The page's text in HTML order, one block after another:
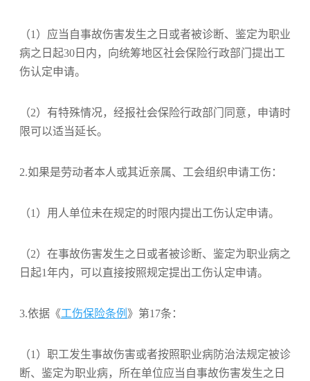
（1）应当自事故伤害发生之日或者被诊断、鉴定为职业
病之日起30日内，向统筹地区社会保险行政部门提出工
伤认定申请。
（2）有特殊情况，经报社会保险行政部门同意，申请时
限可以适当延长。
2.如果是劳动者本人或其近亲属、工会组织申请工伤：
（1）用人单位未在规定的时限内提出工伤认定申请。
（2）在事故伤害发生之日或者被诊断、鉴定为职业病之
日起1年内，可以直接按照规定提出工伤认定申请。
3.依据《工伤保险条例 》第17条：
（1）职工发生事故伤害或者按照职业病防治法规定被诊
断、鉴定为职业病，所在单位应当自事故伤害发生之日